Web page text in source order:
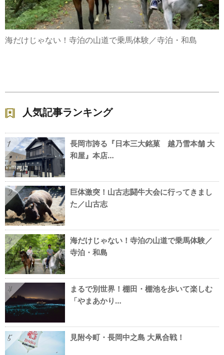
海だけじゃない！寺泊の山道で乗馬体験／寺泊・和島
人気記事ランキング
1
長岡市誇る『日本三大銘菓 越乃雪本舗 大
和屋』本店…
2
巨体激突！山古志闘牛大会に行ってきまし
た／山古志
3
海だけじゃない！寺泊の山道で乗馬体験／
寺泊・和島
4
まるで別世界！棚田・棚池を歩いて楽しむ
「やまあかり…
5 見附今町・長岡中之島 大凧合戦！